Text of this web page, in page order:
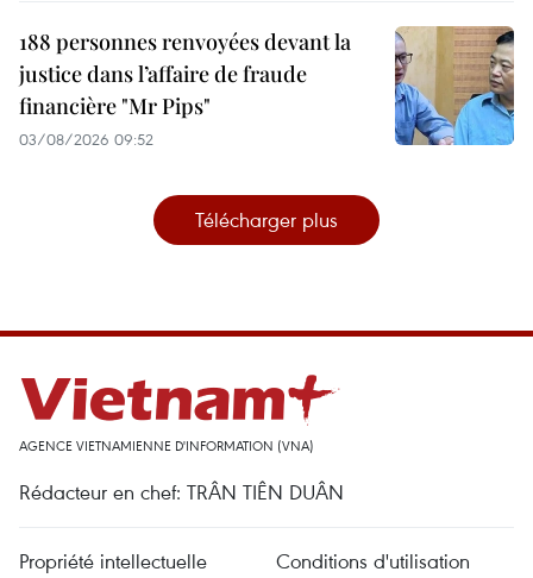
188 personnes renvoyées devant la
justice dans l’affaire de fraude
financière "Mr Pips"
03/08/2026 09:52
Télécharger plus
AGENCE VIETNAMIENNE D'INFORMATION (VNA)
Rédacteur en chef: TRÂN TIÊN DUÂN
Propriété intellectuelle Conditions d'utilisation